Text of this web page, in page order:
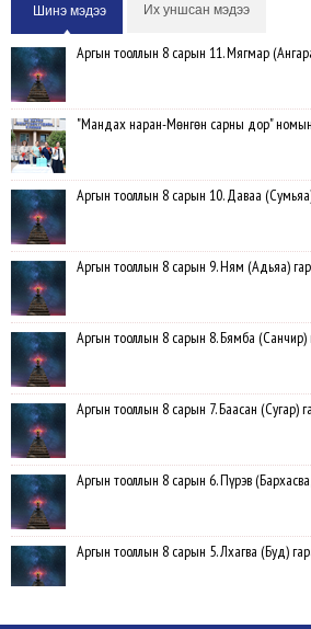
Шинэ мэдээ Их уншсан мэдээ
Аргын тооллын 8 сарын 11. Мягмар
"Мандах наран-Мөнгөн сарны дор" номын
Аргын тооллын 8 сарын 10. Даваа
Аргын тооллын 8 сарын 9. Ням (Адьяа)
Аргын тооллын 8 сарын 8. Бямба (Санчир)
Аргын тооллын 8 сарын 7. Баасан (Сугар)
Аргын тооллын 8 сарын 6. Пүрэв
Аргын тооллын 8 сарын 5. Лхагва (Буд)
Аргын тооллын 8 сарын 4. Мягмар